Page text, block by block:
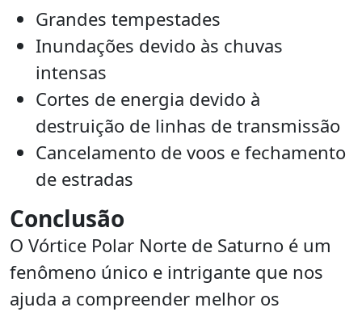
Grandes tempestades
Inundações devido às chuvas
intensas
Cortes de energia devido à
destruição de linhas de transmissão
Cancelamento de voos e fechamento
de estradas
Conclusão
O Vórtice Polar Norte de Saturno é um
fenômeno único e intrigante que nos
ajuda a compreender melhor os